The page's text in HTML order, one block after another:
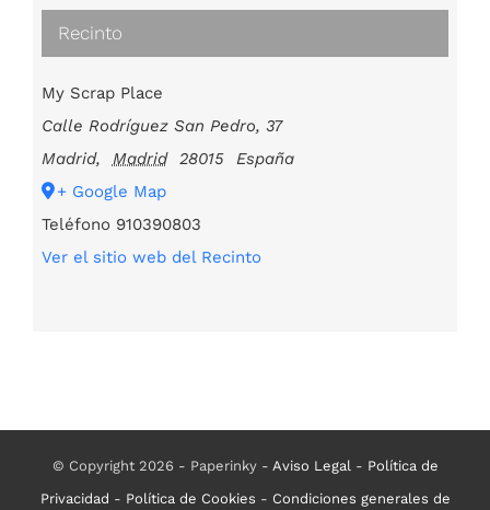
Recinto
My Scrap Place
Calle Rodríguez San Pedro, 37
Madrid, Madrid 28015
España
+ Google Map
Teléfono 910390803
Ver el sitio web del Recinto
© Copyright 2026 - Paperinky - Aviso Legal - Política de
Privacidad - Política de Cookies - Condiciones generales de